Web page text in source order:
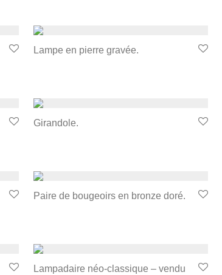
Lampe en pierre gravée.
Girandole.
Paire de bougeoirs en bronze doré.
Lampadaire néo-classique – vendu